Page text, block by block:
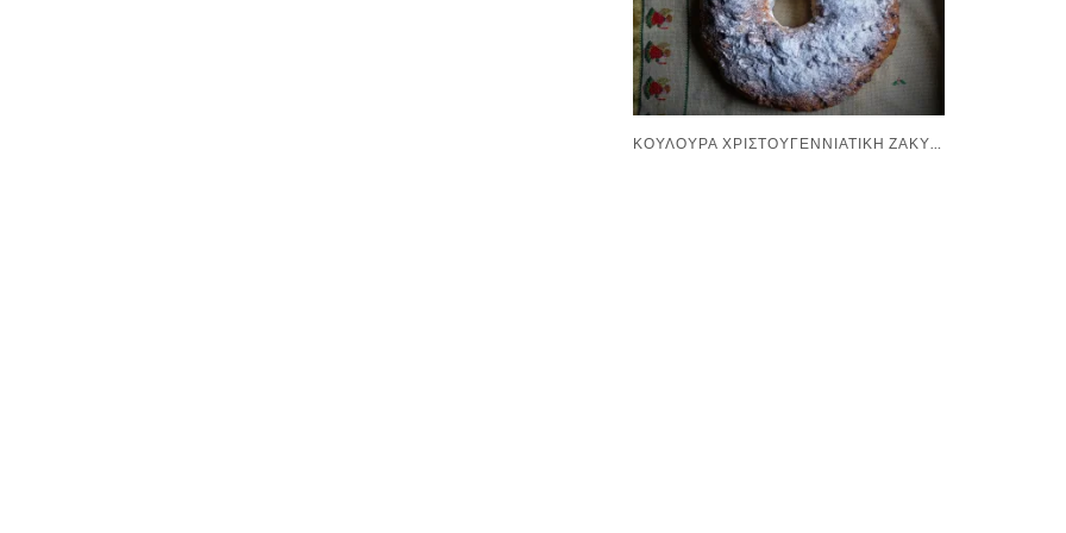
ΚΟΥΛΟΎΡΑ ΧΡΙΣΤΟΥΓΕΝΝΙΆΤΙΚΗ ΖΑΚΥΝΘΙΝΉ ΤΗΣ ΓΙΑΓΙΆΣ ΧΡΙΣΤΊΝΑΣ